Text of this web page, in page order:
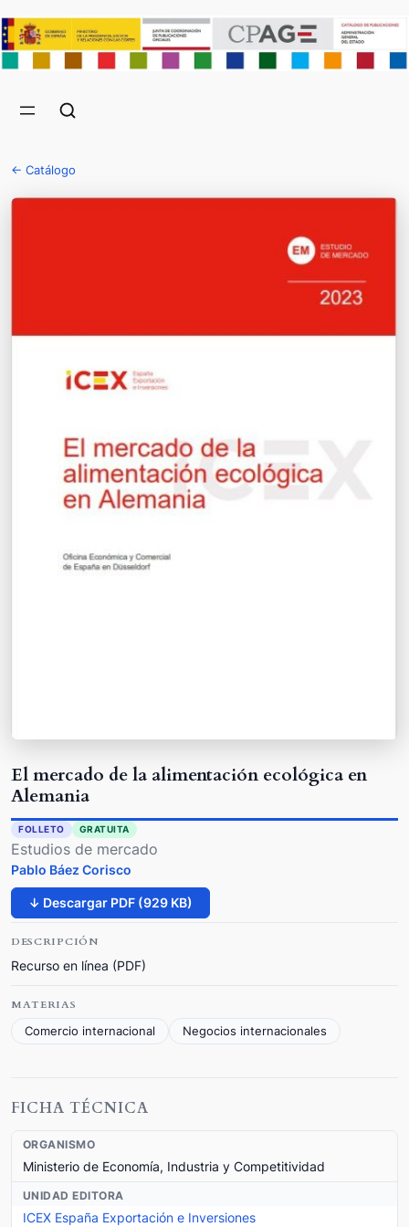
← Catálogo
El mercado de la alimentación ecológica en
Alemania
FOLLETO GRATUITA
Estudios de mercado
Pablo Báez Corisco
↓ Descargar PDF (929 KB)
DESCRIPCIÓN
Recurso en línea (PDF)
MATERIAS
Comercio internacional
Negocios internacionales
FICHA TÉCNICA
ORGANISMO
Ministerio de Economía, Industria y Competitividad
UNIDAD EDITORA
ICEX España Exportación e Inversiones